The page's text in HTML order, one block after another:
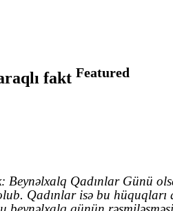
fakt Featured
Beynəlxalq Qadınlar Günü
Qadınlar isə bu